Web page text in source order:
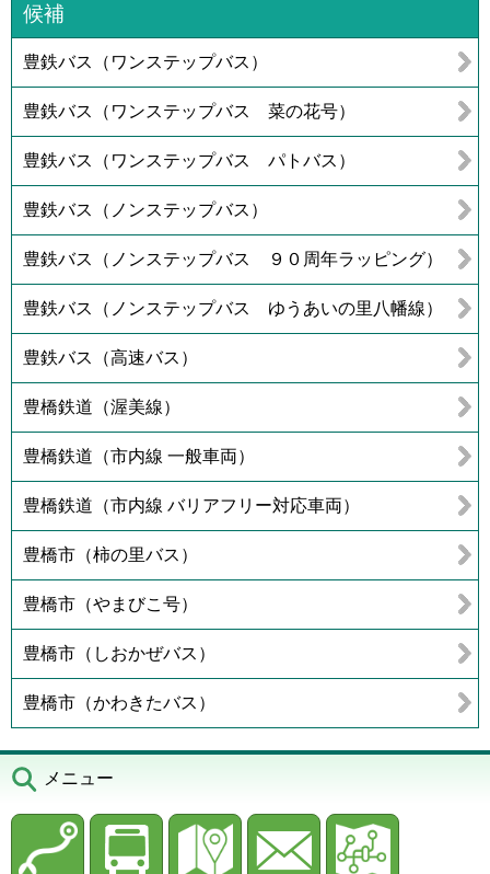
候補
豊鉄バス（ワンステップバス）
豊鉄バス（ワンステップバス 菜の花号）
豊鉄バス（ワンステップバス パトバス）
豊鉄バス（ノンステップバス）
豊鉄バス（ノンステップバス ９０周年ラッピング）
豊鉄バス（ノンステップバス ゆうあいの里八幡線）
豊鉄バス（高速バス）
豊橋鉄道（渥美線）
豊橋鉄道（市内線 一般車両）
豊橋鉄道（市内線 バリアフリー対応車両）
豊橋市（柿の里バス）
豊橋市（やまびこ号）
豊橋市（しおかぜバス）
豊橋市（かわきたバス）
メニュー